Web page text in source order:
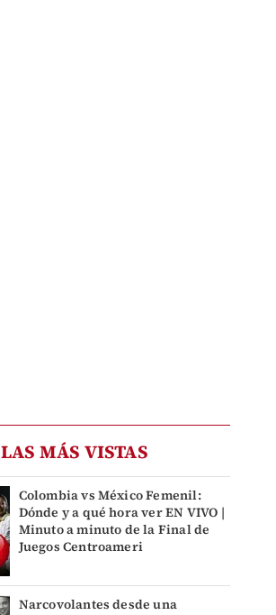
LAS MÁS VISTAS
Colombia vs México Femenil:
Dónde y a qué hora ver EN VIVO |
Minuto a minuto de la Final de
Juegos Centroameri
Narcovolantes desde una